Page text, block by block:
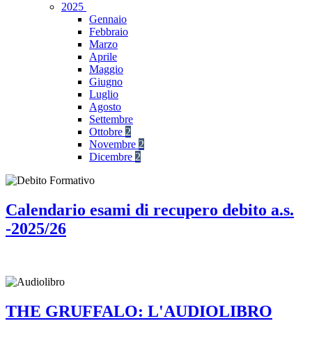
2025
Gennaio
Febbraio
Marzo
Aprile
Maggio
Giugno
Luglio
Agosto
Settembre
Ottobre 2
Novembre 2
Dicembre 2
Calendario esami di recupero debito a.s.
-2025/26
THE GRUFFALO: L'AUDIOLIBRO